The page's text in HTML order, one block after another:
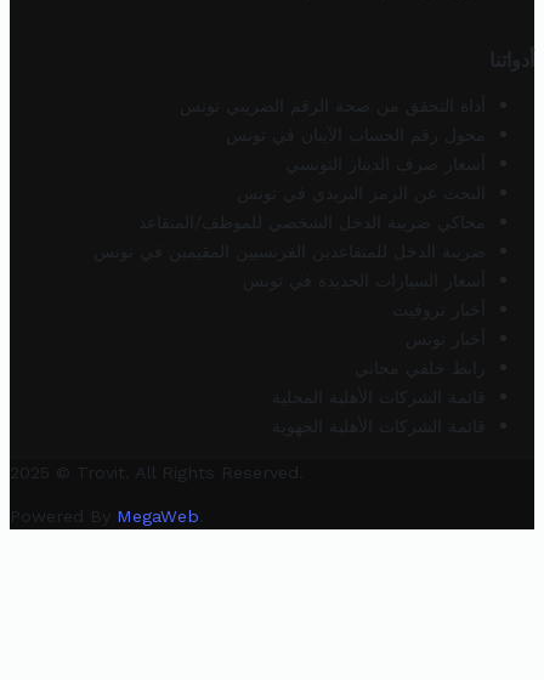
أدواتنا
أداة التحقق من صحة الرقم الضريبي تونس
محول رقم الحساب الآيبان في تونس
أسعار صرف الدينار التونسي
البحث عن الرمز البريدي في تونس
محاكي ضريبة الدخل الشخصي للموظف/المتقاعد
ضريبة الدخل للمتقاعدين الفرنسيين المقيمين في تونس
أسعار السيارات الجديدة في تونس
أخبار تروفيت
أخبار تونس
رابط خلفي مجاني
قائمة الشركات الأهلية المحلية
قائمة الشركات الأهلية الجهوية
2025 © Trovit. All Rights Reserved.
Powered By MegaWeb